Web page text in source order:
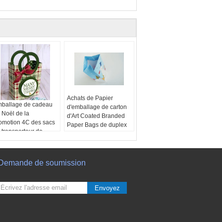
de cadeau
Noël de la
4C des sacs
transporteur de
d'emballage de
157gsm petit
300gsm de
sacs de
d'anniversaire
Achats de Papier
d'emballage de carton
d'Art Coated Branded
Paper Bags de duplex
Matériel:350g a enduit
Couleur:
grain ; Ruban
de soumission
Envoyez